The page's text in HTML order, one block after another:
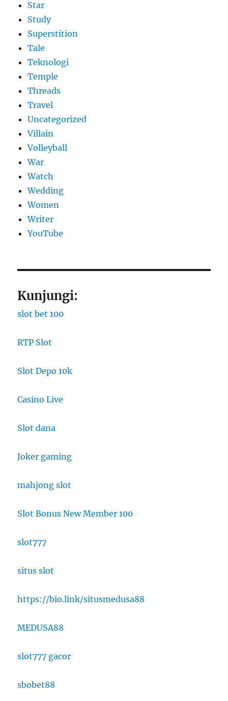
Star
Study
Superstition
Tale
Teknologi
Temple
Threads
Travel
Uncategorized
Villain
Volleyball
War
Watch
Wedding
Women
Writer
YouTube
Kunjungi:
slot bet 100
RTP Slot
Slot Depo 10k
Casino Live
Slot dana
Joker gaming
mahjong slot
Slot Bonus New Member 100
slot777
situs slot
https://bio.link/situsmedusa88
MEDUSA88
slot777 gacor
sbobet88